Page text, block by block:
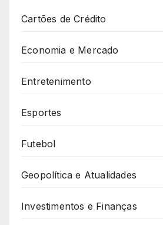
Cartões de Crédito
Economia e Mercado
Entretenimento
Esportes
Futebol
Geopolítica e Atualidades
Investimentos e Finanças